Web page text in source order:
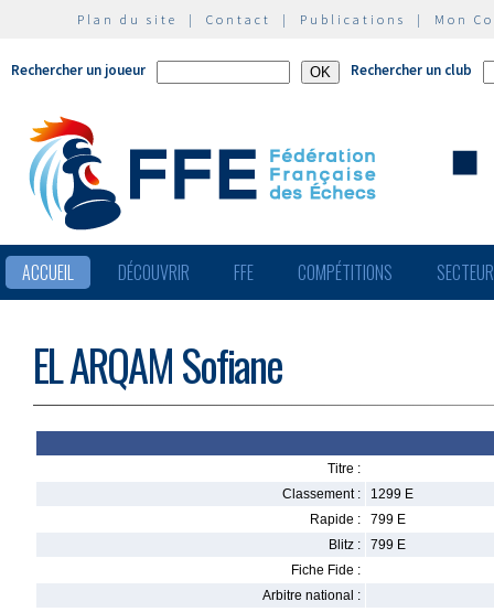
Plan du site | Contact | Publications | Mon
Rechercher un joueur Rechercher un club
ACCUEIL DÉCOUVRIR FFE COMPÉTITIONS
EL ARQAM Sofiane
Titre :
Classement :
1299 E
Rapide :
799 E
Blitz :
799 E
Fiche Fide :
Arbitre national :